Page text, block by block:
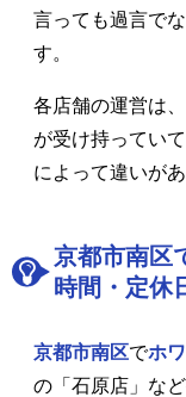
言っても過言で
す。
各店舗の運営は
が受け持ってい
によって違いが
京都市南区
時間・定休
京都市南区でホ
の「石原店」な